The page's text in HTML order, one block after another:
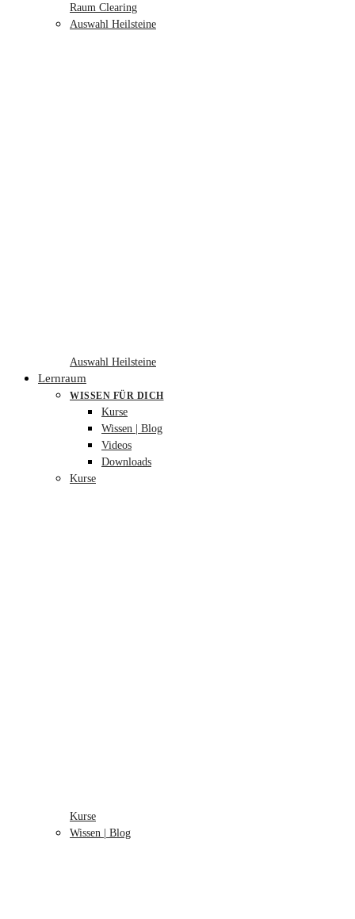
Raum Clearing
Auswahl Heilsteine
Auswahl Heilsteine
Lernraum
WISSEN FÜR DICH
Kurse
Wissen | Blog
Videos
Downloads
Kurse
Kurse
Wissen | Blog